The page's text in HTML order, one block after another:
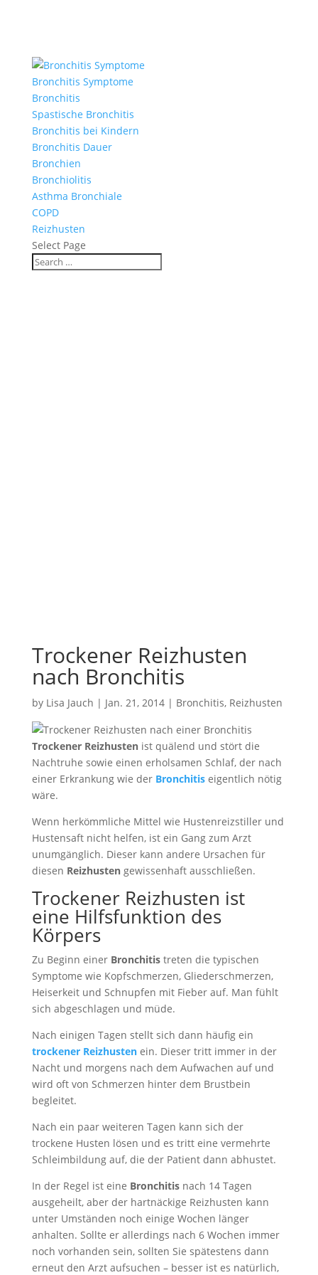
Bronchitis Symptome
Bronchitis
Spastische Bronchitis
Bronchitis bei Kindern
Bronchitis Dauer
Bronchien
Bronchiolitis
Asthma Bronchiale
COPD
Reizhusten
Select Page
Trockener Reizhusten
nach Bronchitis
by Lisa Jauch | Jan. 21, 2014| Bronchitis, Reizhusten
Trockener Reizhustenist quälend und stört die
Nachtruhe sowie einen erholsamen Schlaf, der nach
einer Erkrankung wie der Bronchitiseigentlich nötig
wäre.
Wenn herkömmliche Mittel wie Hustenreizstiller und
Hustensaft nicht helfen, ist ein Gang zum Arzt
unumgänglich. Dieser kann andere Ursachen für
diesen Reizhustengewissenhaft ausschließen.
Trockener Reizhusten ist
eine Hilfsfunktion des
Körpers
Zu Beginn einer Bronchitistreten die typischen
Symptome wie Kopfschmerzen, Gliederschmerzen,
Heiserkeit und Schnupfen mit Fieber auf. Man fühlt
sich abgeschlagen und müde.
Nach einigen Tagen stellt sich dann häufig ein
trockener Reizhustenein. Dieser tritt immer in der
Nacht und morgens nach dem Aufwachen auf und
wird oft von Schmerzen hinter dem Brustbein
begleitet.
Nach ein paar weiteren Tagen kann sich der
trockene Husten lösen und es tritt eine vermehrte
Schleimbildung auf, die der Patient dann abhustet.
In der Regel ist eine Bronchitisnach 14 Tagen
ausgeheilt, aber der hartnäckige Reizhusten kann
unter Umständen noch einige Wochen länger
anhalten. Sollte er allerdings nach 6 Wochen immer
noch vorhanden sein, sollten Sie spätestens dann
erneut den Arzt aufsuchen – besser ist es natürlich,